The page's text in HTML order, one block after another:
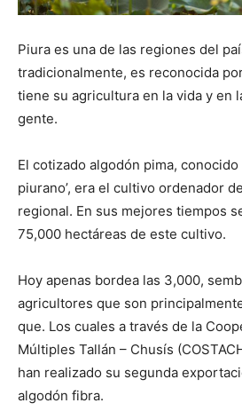
Piura es una de las regiones del
tradicionalmente, es reconocida
tiene su agricultura en la vida y en
gente.
El cotizado algodón pima, conocido
piurano’, era el cultivo ordenador
regional. En sus mejores tiempos
75,000 hectáreas de este cultivo.
Hoy apenas bordea las 3,000,
agricultores que son
que. Los cuales a través de la
Múltiples Tallán – Chusís
han realizado su segunda
algodón fibra.